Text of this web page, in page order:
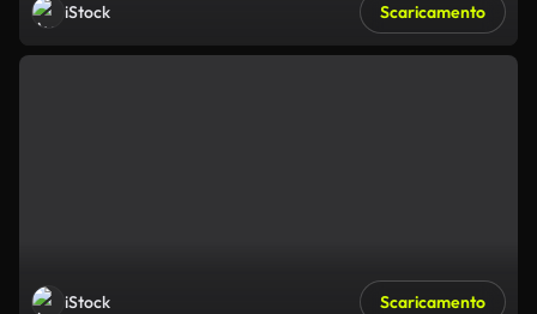
iStock Scaricamento
iStock Scaricamento